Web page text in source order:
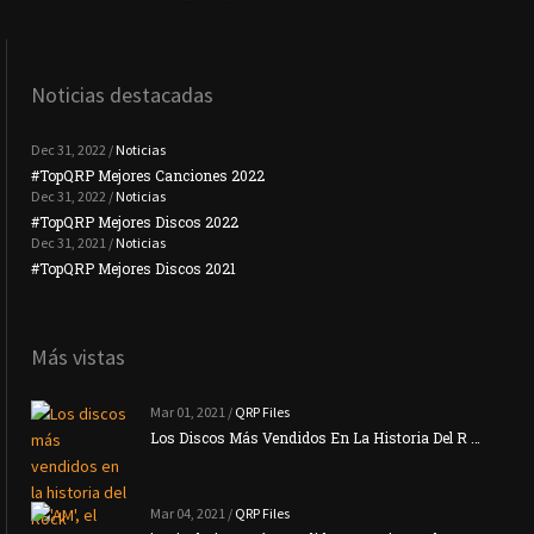
Noticias destacadas
Dec 31, 2022 / Noticias
#TopQRP Mejores Canciones 2022
Dec 31, 2022 / Noticias
#TopQRP Mejores Discos 2022
Dec 31, 2021 / Noticias
#TopQRP Mejores Discos 2021
Más vistas
Mar 01, 2021 / QRP Files
Los Discos Más Vendidos En La Historia Del R …
Mar 04, 2021 / QRP Files